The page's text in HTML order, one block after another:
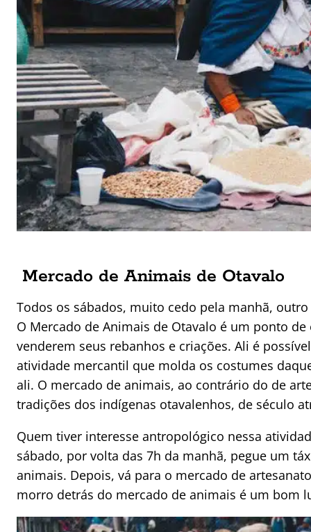
Mercado de Animais de Otavalo
Todos os sábados, muito cedo pela manhã,
O Mercado de Animais de Otavalo é um ponto
venderem seus rebanhos e criações. Ali é
atividade mercantil que molda os costumes
ali. O mercado de animais, ao contrário do de
tradições dos indígenas otavalenhos, de século
Quem tiver interesse antropológico nessa
sábado, por volta das 7h da manhã, pegue um
animais. Depois, vá para o mercado de
morro detrás do mercado de animais é um bom